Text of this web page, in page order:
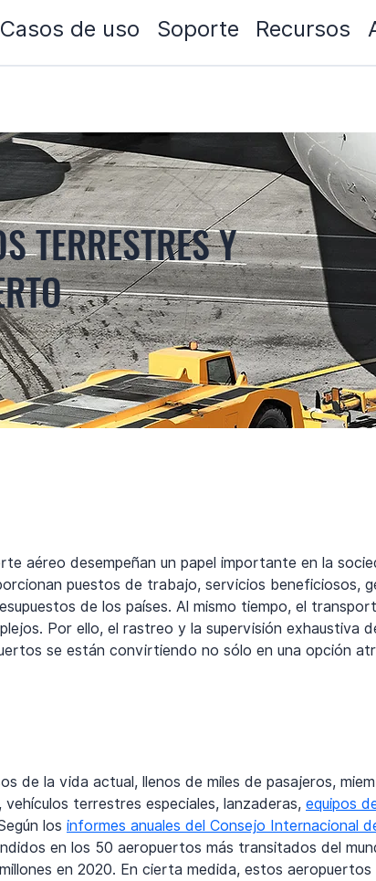
Casos de uso Soporte Recursos
TERRESTRES Y
aéreo desempeñan un papel importante en la
puestos de trabajo, servicios beneficiosos,
de los países. Al mismo tiempo, el
Por ello, el rastreo y la supervisión exhaustiva
se están convirtiendo no sólo en una opción
de la vida actual, llenos de miles de pasajeros,
terrestres especiales, lanzaderas, equipos
los informes anuales del Consejo Internacional
en los 50 aeropuertos más transitados del
en 2020. En cierta medida, estos aeropuertos